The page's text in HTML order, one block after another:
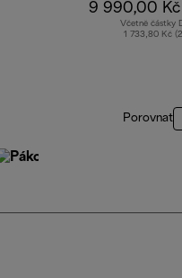
9 990,00 Kč
Včetně částky
1 733,80 Kč
Porovnat